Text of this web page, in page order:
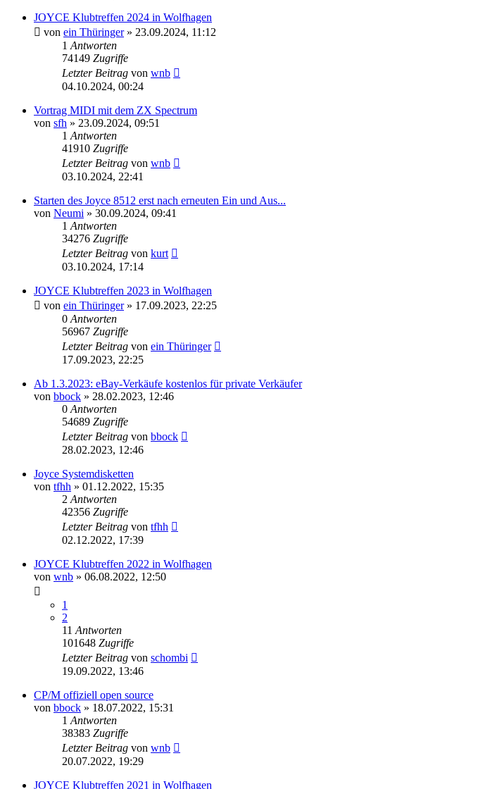
JOYCE Klubtreffen 2024 in Wolfhagen
von ein Thüringer» 23.09.2024, 11:12
1 Antworten
74149 Zugriffe
Letzter Beitrag von wnb
04.10.2024, 00:24
Vortrag MIDI mit dem ZX Spectrum
von sfh » 23.09.2024, 09:51
1 Antworten
41910 Zugriffe
Letzter Beitrag von wnb
03.10.2024, 22:41
Starten des Joyce 8512 erst nach erneuten Ein und Aus...
von Neumi » 30.09.2024, 09:41
1 Antworten
34276 Zugriffe
Letzter Beitrag von kurt
03.10.2024, 17:14
JOYCE Klubtreffen 2023 in Wolfhagen
von ein Thüringer» 17.09.2023, 22:25
0 Antworten
56967 Zugriffe
Letzter Beitrag von ein Thüringer
17.09.2023, 22:25
Ab 1.3.2023: eBay-Verkäufe kostenlos für private Verkäufer
von bbock » 28.02.2023, 12:46
0 Antworten
54689 Zugriffe
Letzter Beitrag von bbock
28.02.2023, 12:46
Joyce Systemdisketten
von tfhh » 01.12.2022, 15:35
2 Antworten
42356 Zugriffe
Letzter Beitrag von tfhh
02.12.2022, 17:39
JOYCE Klubtreffen 2022 in Wolfhagen
von wnb » 06.08.2022, 12:50
1
2
11 Antworten
101648 Zugriffe
Letzter Beitrag von schombi
19.09.2022, 13:46
CP/M offiziell open source
von bbock » 18.07.2022, 15:31
1 Antworten
38383 Zugriffe
Letzter Beitrag von wnb
20.07.2022, 19:29
JOYCE Klubtreffen 2021 in Wolfhagen